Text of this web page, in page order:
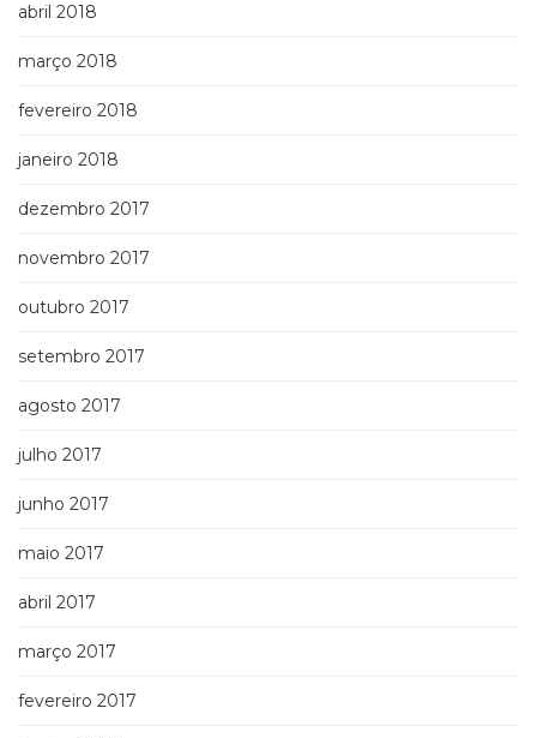
abril 2018
março 2018
fevereiro 2018
janeiro 2018
dezembro 2017
novembro 2017
outubro 2017
setembro 2017
agosto 2017
julho 2017
junho 2017
maio 2017
abril 2017
março 2017
fevereiro 2017